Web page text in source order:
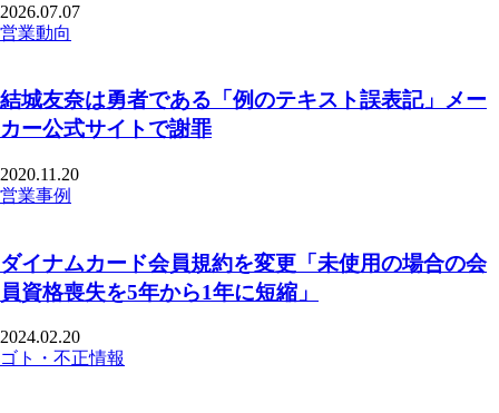
2026.07.07
営業動向
結城友奈は勇者である「例のテキスト誤表記」メー
カー公式サイトで謝罪
2020.11.20
営業事例
ダイナムカード会員規約を変更「未使用の場合の会
員資格喪失を5年から1年に短縮」
2024.02.20
ゴト・不正情報